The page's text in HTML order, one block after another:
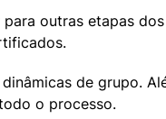
outras etapas
de grupo.
o processo.